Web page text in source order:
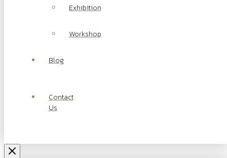
Exhibition
Workshop
Blog
Contact
Us